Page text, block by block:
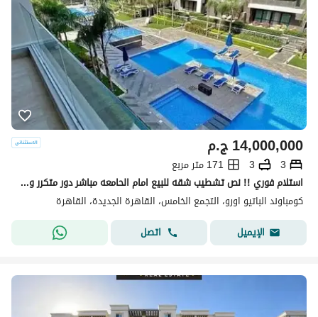
ج.م14,000,000
3
3
171 متر مربع
استلام فوري !! نص تشطيب شقه للبيع امام الحامعه مباشر دور متكرر وفيو خيالي vip لوكيشن 171م 3غرف 3 حمام فيو بوول & لاند سكيب -بجوار ماونتن فيو-ميفيدا
كومباوند الباتيو اورو، التجمع الخامس، القاهرة الجديدة، القاهرة
الإيميل
اتصل